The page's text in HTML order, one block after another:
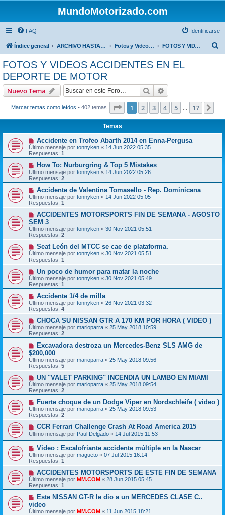
MundoMotorizado.com
FAQ Identificarse
Índice general ARCHIVO HASTA 2018 Fotos y Videos del mundo de los motores FOTOS Y VIDEOS ACCIDENTES EN EL DEPORTE DE MOTOR
FOTOS Y VIDEOS ACCIDENTES EN EL
DEPORTE DE MOTOR
Nuevo Tema Buscar
Marcar temas como leídos • 402 temas Página de 17
1 2 3 4 5 17
Temas
Accidente en Trofeo Abarth 2014 en Enna-Pergusa
Último mensaje por tonnyken « 14 Jun 2022 05:35
Respuestas: 1
How To: Nurburgring & Top 5 Mistakes
Último mensaje por tonnyken « 14 Jun 2022 05:26
Respuestas: 2
Accidente de Valentina Tomasello - Rep. Dominicana
Último mensaje por tonnyken « 14 Jun 2022 05:05
Respuestas: 1
ACCIDENTES MOTORSPORTS FIN DE SEMANA - AGOSTO
SEM 3
Último mensaje por tonnyken « 30 Nov 2021 05:51
Respuestas: 2
Seat León del MTCC se cae de plataforma.
Último mensaje por tonnyken « 30 Nov 2021 05:51
Respuestas: 1
Un poco de humor para matar la noche
Último mensaje por tonnyken « 30 Nov 2021 05:49
Respuestas: 1
Accidente 1/4 de milla
Último mensaje por tonnyken « 26 Nov 2021 03:32
Respuestas: 4
CHOCA SU NISSAN GTR A 170 KM POR HORA ( VIDEO )
Último mensaje por marioparra « 25 May 2018 10:59
Respuestas: 2
Excavadora destroza un Mercedes-Benz SLS AMG de
$200,000
Último mensaje por marioparra « 25 May 2018 09:56
Respuestas: 5
UN "VALET PARKING" INCENDIA UN LAMBO EN MIAMI
Último mensaje por marioparra « 25 May 2018 09:54
Respuestas: 2
Fuerte choque de un Dodge Viper en Nordschleife ( video )
Último mensaje por marioparra « 25 May 2018 09:53
Respuestas: 2
CCR Ferrari Challenge Crash At Road America 2015
Último mensaje por Paul Delgado « 14 Jul 2015 11:53
Video : Escalofriante accidente múltiple en la Nascar
Último mensaje por magueto « 07 Jul 2015 16:14
Respuestas: 1
ACCIDENTES MOTORSPORTS DE ESTE FIN DE SEMANA
Último mensaje por MM.COM « 28 Jun 2015 05:45
Respuestas: 1
Este NISSAN GT-R le dio a un MERCEDES CLASE C..
video
Último mensaje por MM.COM « 11 Jun 2015 18:21